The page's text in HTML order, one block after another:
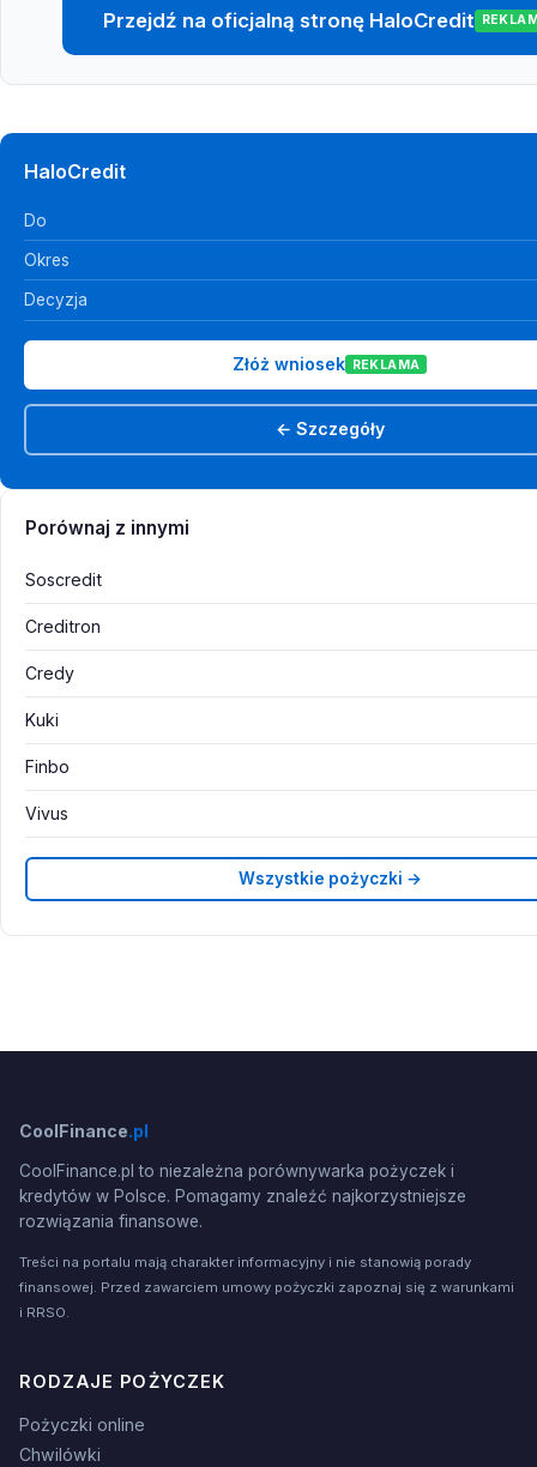
Przejdź na oficjalną stronę HaloCredit
HaloCredit
Do
Okres
Decyzja
Złóż wniosek REKLAMA
← Szczegóły
Porównaj z innymi
Soscredit
Creditron
Credy
Kuki
Finbo
Vivus
Wszystkie pożyczki →
CoolFinance.pl
CoolFinance.pl to niezależna porównywarka pożyczek i
kredytów w Polsce. Pomagamy znaleźć najkorzystniejsze
rozwiązania finansowe.
Treści na portalu mają charakter informacyjny i nie stanowią porady
finansowej. Przed zawarciem umowy pożyczki zapoznaj się z warunkami
i RRSO.
RODZAJE POŻYCZEK
Pożyczki online
Chwilówki